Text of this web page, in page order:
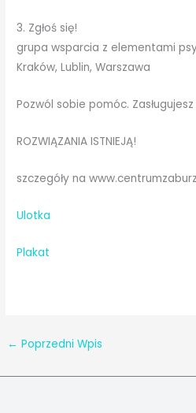
3. Zgłoś się!
grupa wsparcia z elementami
Kraków, Lublin, Warszawa
Pozwól sobie pomóc.
ROZWIĄZANIA ISTNIEJĄ!
szczegóły na
Ulotka
Plakat
← Poprzedni Wpis